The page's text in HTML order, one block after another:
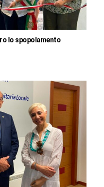
lo spopolamento